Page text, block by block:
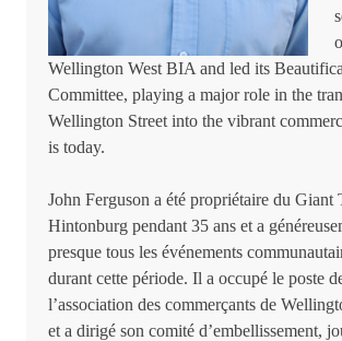
Wellington West BIA and led its
Committee, playing a major role in the
Wellington Street into the vibrant
is today.
John Ferguson a été propriétaire du Giant
Hintonburg pendant 35 ans et a
presque tous les événements
durant cette période. Il a occupé le poste
l’association des commerçants de
et a dirigé son comité d’embellissement,